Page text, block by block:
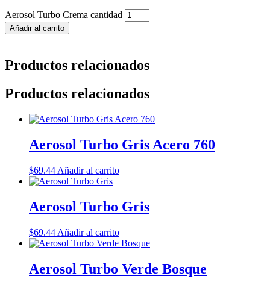
Aerosol Turbo Crema cantidad
Añadir al carrito
Productos relacionados
Productos relacionados
Aerosol Turbo Gris Acero 760
$69.44 Añadir al carrito
Aerosol Turbo Gris
$69.44 Añadir al carrito
Aerosol Turbo Verde Bosque